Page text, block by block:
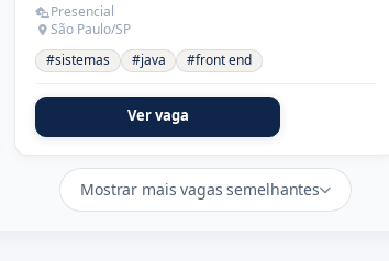
Presencial
São Paulo/SP
#sistemas
#java #front end
Ver vaga
Mostrar mais vagas semelhantes